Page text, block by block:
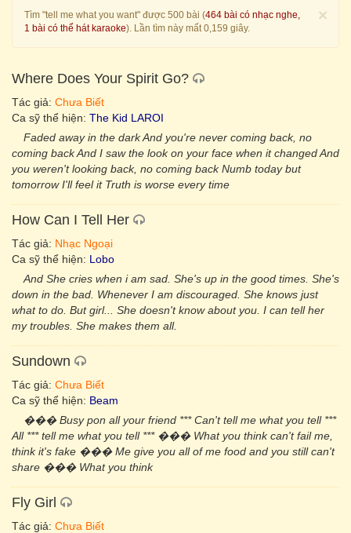
×
Tìm "tell me what you want" được 500 bài (464 bài có nhạc nghe,
1 bài có thể hát karaoke). Lần tìm này mất 0,159 giây.
Where Does Your Spirit Go?
Tác giả: Chưa Biết
Ca sỹ thể hiện: The Kid LAROI
Faded away in the dark And you're never coming back, no
coming back And I saw the look on your face when it changed And
you weren't looking back, no coming back Numb today but
tomorrow I'll feel it Truth is worse every time
How Can I Tell Her
Tác giả: Nhạc Ngoại
Ca sỹ thể hiện: Lobo
And She cries when i am sad. She's up in the good times. She's
down in the bad. Whenever I am discouraged. She knows just
what to do. But girl... She doesn't know about you. I can tell her
my troubles. She makes them all.
Sundown
Tác giả: Chưa Biết
Ca sỹ thể hiện: Beam
��� Busy pon all your friend *** Can't tell me what you tell ***
All *** tell me what you tell *** ��� What you think can't fail me,
think it's fake ��� Me give you all of me food and you still can't
share ��� What you think
Fly Girl
Tác giả: Chưa Biết